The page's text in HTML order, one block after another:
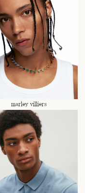
marley villiers